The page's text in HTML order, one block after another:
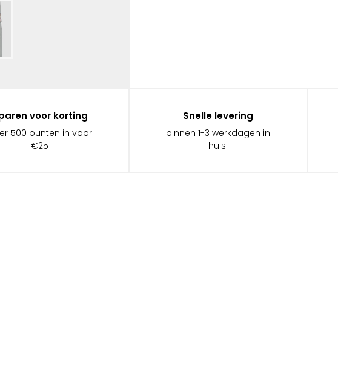
voor korting
500 punten in voor
€25
Snelle levering
binnen 1-3 werkdagen in
huis!